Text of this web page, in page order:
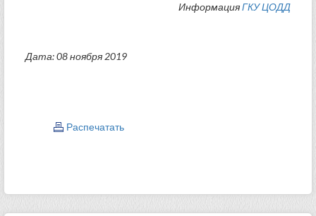
ИнформацияГКУ ЦОДД
Дата: 08 ноября 2019
Распечатать